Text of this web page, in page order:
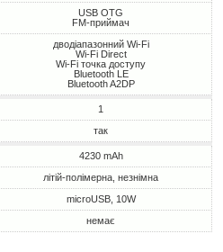
USB OTG
FM-приймач
дводіапазонний Wi-Fi
Wi-Fi Direct
Wi-Fi точка доступу
Bluetooth LE
Bluetooth A2DP
1
так
4230 mAh
літій-полімерна, незнімна
microUSB, 10W
немає